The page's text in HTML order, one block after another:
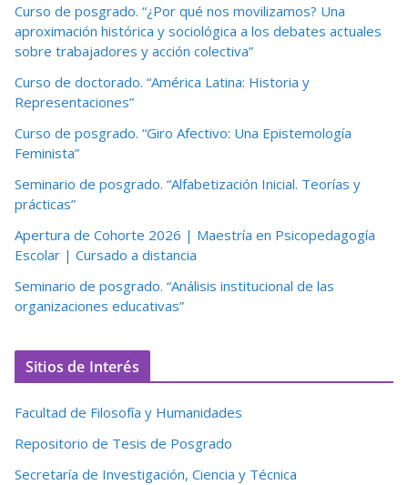
Curso de posgrado. “¿Por qué nos movilizamos? Una
aproximación histórica y sociológica a los debates actuales
sobre trabajadores y acción colectiva”
Curso de doctorado. “América Latina: Historia y
Representaciones”
Curso de posgrado. “Giro Afectivo: Una Epistemología
Feminista”
Seminario de posgrado. “Alfabetización Inicial. Teorías y
prácticas”
Apertura de Cohorte 2026 | Maestría en Psicopedagogía
Escolar | Cursado a distancia
Seminario de posgrado. “Análisis institucional de las
organizaciones educativas”
Sitios de Interés
Facultad de Filosofía y Humanidades
Repositorio de Tesis de Posgrado
Secretaría de Investigación, Ciencia y Técnica